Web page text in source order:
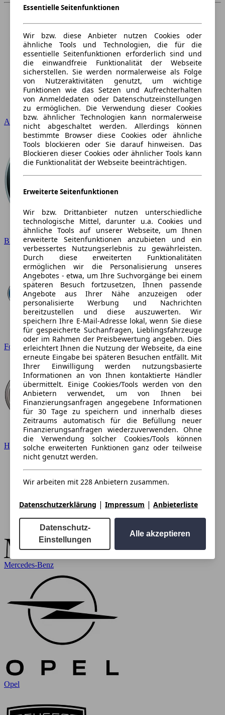
Audi
BMW
Ford
Hyundai
Mercedes-Benz
Opel
Essentielle Seitenfunktionen
Wir bzw. diese Anbieter nutzen Cookies oder
ähnliche Tools und Technologien, die für die
essentielle Seitenfunktionen erforderlich sind und
die einwandfreie Funktionalität der Webseite
sicherstellen. Sie werden normalerweise als Folge
von Nutzeraktivitäten genutzt, um wichtige
Funktionen wie das Setzen und Aufrechterhalten
von Anmeldedaten oder Datenschutzeinstellungen
zu ermöglichen. Die Verwendung dieser Cookies
bzw. ähnlicher Technologien kann normalerweise
nicht abgeschaltet werden. Allerdings können
bestimmte Browser diese Cookies oder ähnliche
Tools blockieren oder Sie darauf hinweisen. Das
Blockieren dieser Cookies oder ähnlicher Tools kann
die Funktionalität der Webseite beeinträchtigen.
Erweiterte Seitenfunktionen
Wir bzw. Drittanbieter nutzen unterschiedliche
technologische Mittel, darunter u.a. Cookies und
ähnliche Tools auf unserer Webseite, um Ihnen
erweiterte Seitenfunktionen anzubieten und ein
verbessertes Nutzungserlebnis zu gewährleisten.
Durch diese erweiterten Funktionalitäten
ermöglichen wir die Personalisierung unseres
Angebotes - etwa, um Ihre Suchvorgänge bei einem
späteren Besuch fortzusetzen, Ihnen passende
Angebote aus Ihrer Nähe anzuzeigen oder
personalisierte Werbung und Nachrichten
bereitzustellen und diese auszuwerten. Wir
speichern Ihre E-Mail-Adresse lokal, wenn Sie diese
für gespeicherte Suchanfragen, Lieblingsfahrzeuge
oder im Rahmen der Preisbewertung angeben. Dies
erleichtert Ihnen die Nutzung der Webseite, da eine
erneute Eingabe bei späteren Besuchen entfällt. Mit
Ihrer Einwilligung werden nutzungsbasierte
Informationen an von Ihnen kontaktierte Händler
übermittelt. Einige Cookies/Tools werden von den
Anbietern verwendet, um von Ihnen bei
Finanzierungsanfragen angegebene Informationen
für 30 Tage zu speichern und innerhalb dieses
Zeitraums automatisch für die Befüllung neuer
Finanzierungsanfragen wiederzuverwenden. Ohne
die Verwendung solcher Cookies/Tools können
solche erweiterten Funktionen ganz oder teilweise
nicht genutzt werden.
Wir arbeiten mit 228 Anbietern zusammen.
Datenschutzerklärung | Impressum | Anbieterliste
Datenschutz-
Einstellungen
Alle akzeptieren